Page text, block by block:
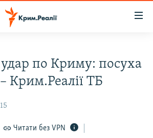
по Криму: посуха
Крим.Реалії ТБ
Читати без VPN